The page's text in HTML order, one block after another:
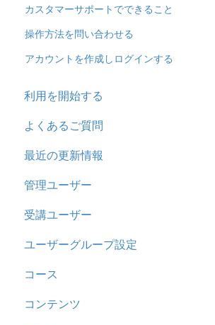
カスタマーサポートでできること
操作方法を問い合わせる
アカウントを作成しログインする
利用を開始する
よくあるご質問
契約
トライアル
カスタマイズ
インターネット・セキュリティ
料金
管理ユーザー・受講ユーザー
最近の更新情報
2026年8月アップデート
2026年2月アップデート
2025年10月アップデート
2025年9月アップデート
2025年3月アップデート
管理ユーザー
管理ユーザーの統合について
管理ユーザーについて
ロールと権限
受講ユーザー
基本操作
【新レイアウト】受講ユーザー登
【旧レイアウト】ユーザー編集に
ユーザーグループ設定
【新レイアウト】ユーザーグルー
【旧レイアウト】ユーザーグルー
コース
基本操作
コンテンツ